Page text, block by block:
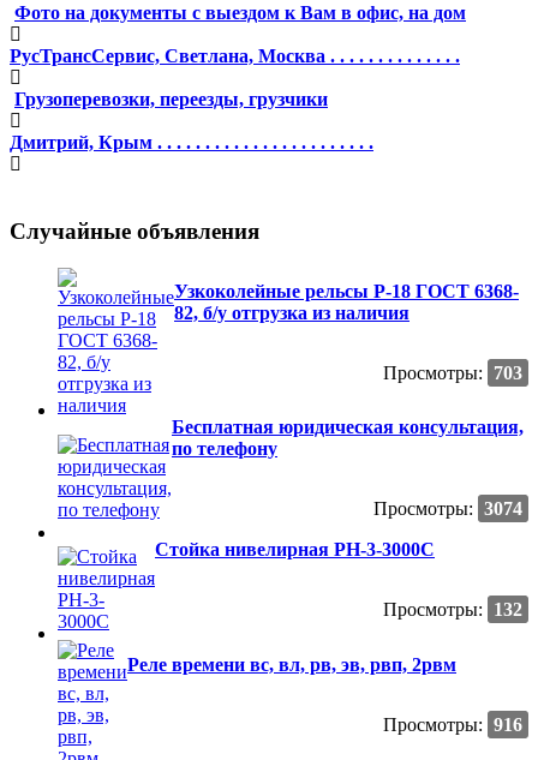
Фото на документы с выездом к Вам в офис, на дом
РусТрансСервис, Светлана, Москва . . . . . . . . . . . . . .
Грузоперевозки, переезды, грузчики
Дмитрий, Крым . . . . . . . . . . . . . . . . . . . . . . .
Случайные объявления
Узкоколейные рельсы Р-18 ГОСТ 6368-
82, б/у отгрузка из наличия
Просмотры: 703
Бесплатная юридическая консультация,
по телефону
Просмотры: 3074
Стойка нивелирная РН-3-3000С
Просмотры: 132
Реле времени вс, вл, рв, эв, рвп, 2рвм
Просмотры: 916